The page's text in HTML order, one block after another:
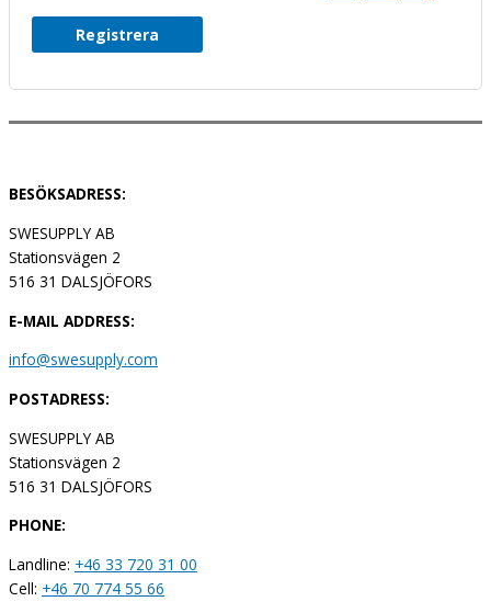
Registrera
BESÖKSADRESS:
SWESUPPLY AB
Stationsvägen 2
516 31 DALSJÖFORS
E-MAIL ADDRESS:
info@swesupply.com
POSTADRESS:
SWESUPPLY AB
Stationsvägen 2
516 31 DALSJÖFORS
PHONE:
Landline: +46 33 720 31 00
Cell: +46 70 774 55 66